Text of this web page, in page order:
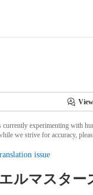
experimenting with
we strive for accuracy,
issue
ルマスター